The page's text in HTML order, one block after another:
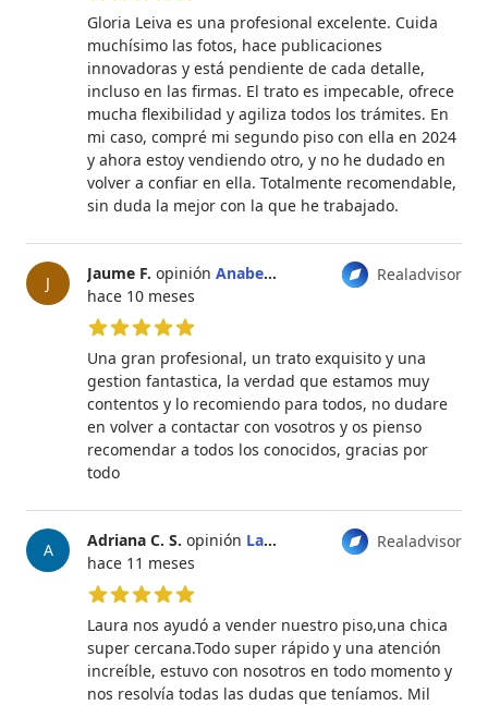
5 de 5 estrellas
Gloria Leiva es una profesional excelente. Cuida
muchísimo las fotos, hace publicaciones
innovadoras y está pendiente de cada detalle,
incluso en las firmas. El trato es impecable, ofrece
mucha flexibilidad y agiliza todos los trámites. En
mi caso, compré mi segundo piso con ella en 2024
y ahora estoy vendiendo otro, y no he dudado en
volver a confiar en ella. Totalmente recomendable,
sin duda la mejor con la que he trabajado.
J Realadvisor
Jaume F. opinión Anabel Hernández Martínez
hace 10 meses
5 de 5 estrellas
Una gran profesional, un trato exquisito y una
gestion fantastica, la verdad que estamos muy
contentos y lo recomiendo para todos, no dudare
en volver a contactar con vosotros y os pienso
recomendar a todos los conocidos, gracias por
todo
A Realadvisor
Adriana C. S. opinión Laura Aragonés
hace 11 meses
5 de 5 estrellas
Laura nos ayudó a vender nuestro piso,una chica
super cercana.Todo super rápido y una atención
increíble, estuvo con nosotros en todo momento y
nos resolvía todas las dudas que teníamos. Mil